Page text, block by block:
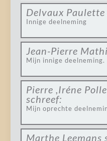
Delvaux Paulette
Innige deelneming
Jean-Pierre
Mijn innige deelneming.
Pierre ,Iréne
schreef:
Mijn oprechte
Marthe Leemans